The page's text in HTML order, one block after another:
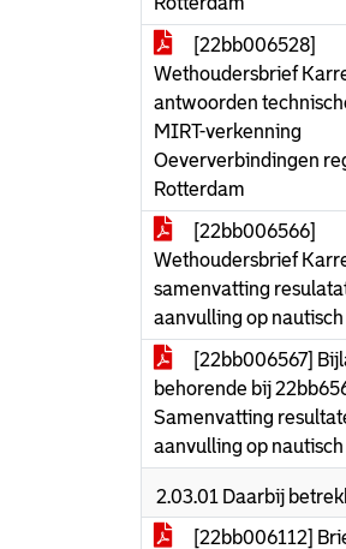
[22bb006528]
Wethoudersbrief
antwoorden
MIRT-verkenning
Oeververbindingen
Rotterdam
[22bb006566]
Wethoudersbrief
samenvatting
aanvulling op
[22bb006567]
behorende bij
Samenvatting
aanvulling op
2.03.01 Daarbij
[22bb006112]